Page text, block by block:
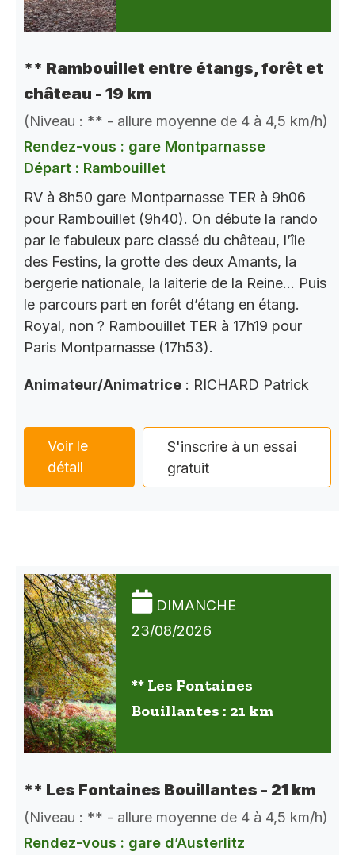
** Rambouillet entre étangs, forêt et
château - 19 km
(Niveau : ** - allure moyenne de 4 à 4,5 km/h)
Rendez-vous : gare Montparnasse
Départ : Rambouillet
RV à 8h50 gare Montparnasse TER à 9h06
pour Rambouillet (9h40). On débute la rando
par le fabuleux parc classé du château, l’île
des Festins, la grotte des deux Amants, la
bergerie nationale, la laiterie de la Reine… Puis
le parcours part en forêt d’étang en étang.
Royal, non ? Rambouillet TER à 17h19 pour
Paris Montparnasse (17h53).
Animateur/Animatrice : RICHARD Patrick
Voir le
détail
S'inscrire à un essai
gratuit
DIMANCHE
23/08/2026
** Les Fontaines
Bouillantes : 21 km
** Les Fontaines Bouillantes - 21 km
(Niveau : ** - allure moyenne de 4 à 4,5 km/h)
Rendez-vous : gare d’Austerlitz